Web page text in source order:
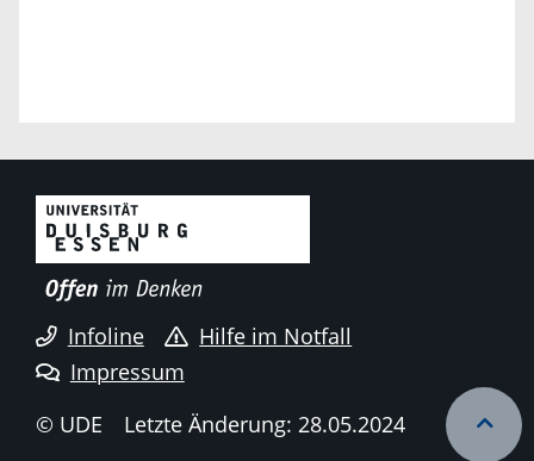
Infoline
Hilfe im Notfall
Impressum
© UDE
Letzte Änderung: 28.05.2024